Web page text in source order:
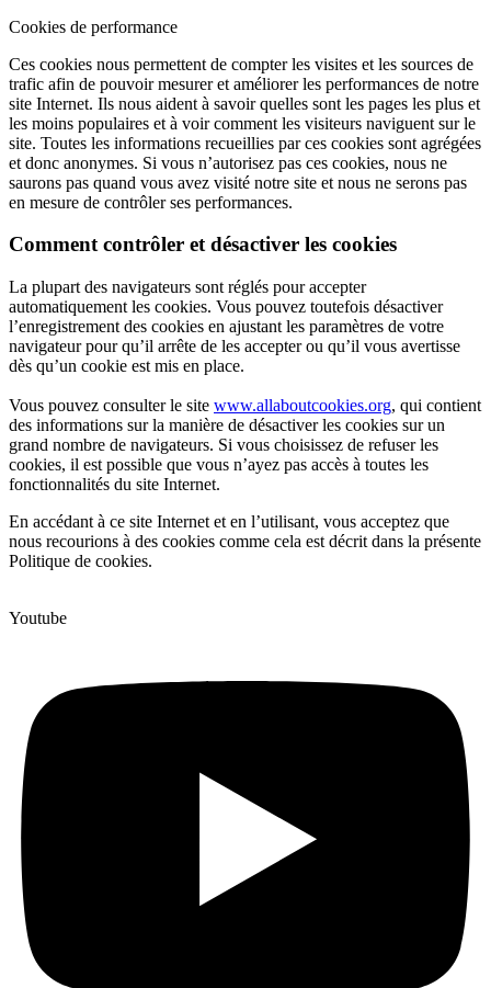
Cookies de performance
Ces cookies nous permettent de compter les visites et les sources de
trafic afin de pouvoir mesurer et améliorer les performances de notre
site Internet. Ils nous aident à savoir quelles sont les pages les plus et
les moins populaires et à voir comment les visiteurs naviguent sur le
site. Toutes les informations recueillies par ces cookies sont agrégées
et donc anonymes. Si vous n’autorisez pas ces cookies, nous ne
saurons pas quand vous avez visité notre site et nous ne serons pas
en mesure de contrôler ses performances.
Comment contrôler et désactiver les cookies
La plupart des navigateurs sont réglés pour accepter
automatiquement les cookies. Vous pouvez toutefois désactiver
l’enregistrement des cookies en ajustant les paramètres de votre
navigateur pour qu’il arrête de les accepter ou qu’il vous avertisse
dès qu’un cookie est mis en place.
Vous pouvez consulter le site www.allaboutcookies.org, qui contient
des informations sur la manière de désactiver les cookies sur un
grand nombre de navigateurs. Si vous choisissez de refuser les
cookies, il est possible que vous n’ayez pas accès à toutes les
fonctionnalités du site Internet.
En accédant à ce site Internet et en l’utilisant, vous acceptez que
nous recourions à des cookies comme cela est décrit dans la présente
Politique de cookies.
Youtube